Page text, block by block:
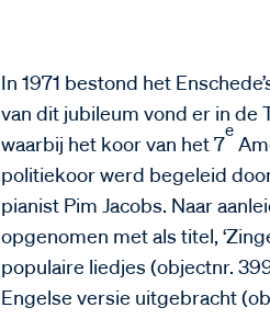
In 1971 bestond het
van dit jubileum vond er in de
waarbij het koor van het 7
e
politiekoor werd begeleid
pianist Pim Jacobs. Naar
opgenomen met als titel,
populaire liedjes (objectnr.
Engelse versie uitgebracht